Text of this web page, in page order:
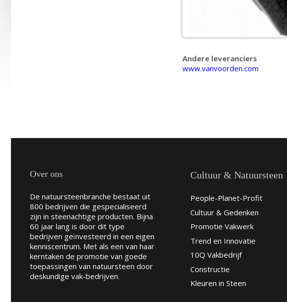
Andere leveranciers
www.vanvoorden.com
Over ons
De natuursteenbranche bestaat uit
800 bedrijven die gespecialiseerd
zijn in steenachtige producten. Bijna
60 jaar lang is door dit type
bedrijven geïnvesteerd in een eigen
kenniscentrum. Met als een van haar
kerntaken de promotie van goede
toepassingen van natuursteen door
deskundige vak-bedrijven.
Cultuur & Natuursteen
People-Planet-Profit
Cultuur & Gedenken
Promotie Vakwerk
Trend en Innovatie
10Q Vakbedrijf
Constructie
Kleuren in Steen